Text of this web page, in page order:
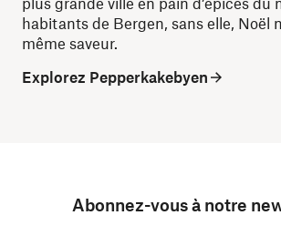
habitants de Bergen, sans elle, Noël
même saveur.
Explorez Pepperkakebyen
Abonnez-vous à notre